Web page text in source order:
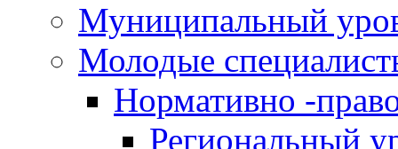
Муниципальный
Молодые
Нормативно -
Региональный